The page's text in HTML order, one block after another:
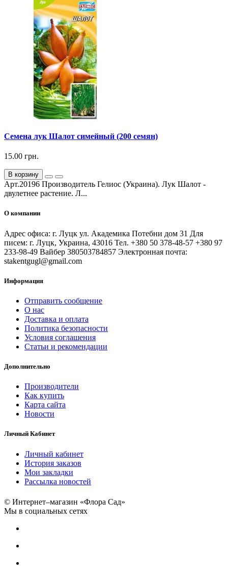
Семена лук Шалот симейный (200 семян)
15.00 грн.
В корзину
Арт.20196 Производитель Гелиос (Украина). Лук Шалот -
двулетнее растение. Л...
О компании
Адрес офиса: г. Луцк ул. Академика Потебни дом 31 Для
писем: г. Луцк, Украина, 43016 Тел. +380 50 378-48-57 +380 97
233-98-49 Вайбер 380503784857 Электронная почта:
stakentgugl@gmail.com
Информация
Отправить сообщение
О нас
Доставка и оплата
Политика безопасности
Условия соглашения
Статьи и рекомендации
Дополнительно
Производители
Как купить
Карта сайта
Новости
Личный Кабинет
Личный кабинет
История заказов
Мои закладки
Рассылка новостей
© Интернет–магазин «Флора Сад»
Мы в социальных сетях